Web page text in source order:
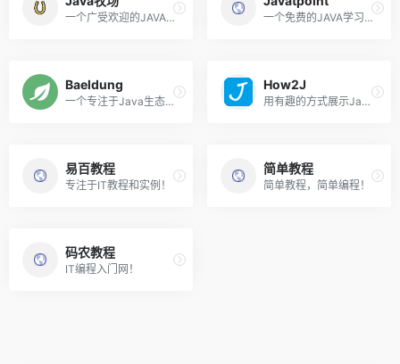
一个广受欢迎的JAVA在线社区！ 一个免费的JAVA学习门户！
Baeldung
一个专注于Java生态技术教程的网站！
How2J
用有趣的方式展示Java和Web的内容！
易百教程
专注于IT教程和实例！
简单教程
简单教程，简单编程！
码农教程
IT编程入门网！